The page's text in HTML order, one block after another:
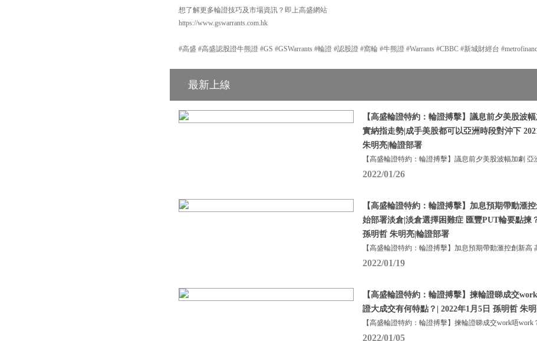
想了解更多輪證技巧及市場資訊？即上高盛網站
https://www.gswarrants.com.hk
#高盛 #高盛認股證牛熊證 #GS #GSWarrants #輪證 #認股證 #窩輪 #牛熊證 #Warrants #CBBC #新城財經台
最新上線
【高盛輪證特約：輪證搏擊】議息前夕美股波
實納指走勢|成手美股都可以亞洲時段對沖下
朱明亮|輪證部署
【高盛輪證特約：輪證搏擊】議息前夕美股波幅加劇 亞
2022/01/26
【高盛輪證特約：輪證搏擊】加息預期帶動滙
始部署淡倉|淡倉選擇困難症 匯豐PUT輪要點揀
孫明哲 朱明亮|輪證部署
【高盛輪證特約：輪證搏擊】加息預期帶動滙控創新高
2022/01/19
【高盛輪證特約：輪證搏擊】揀輪證睇成交
證大成交有何特點？| 2022年1月5日 孫明哲 朱
【高盛輪證特約：輪證搏擊】揀輪證睇成交work唔work
2022/01/05